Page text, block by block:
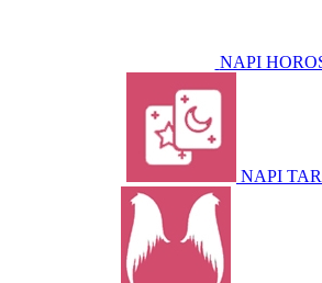
NAPI
NAPI